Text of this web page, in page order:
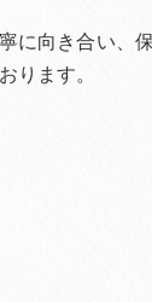
に向き合い、
ります。